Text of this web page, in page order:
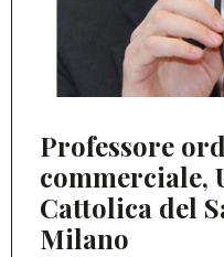
Professore
commerciale,
Cattolica del
Milano